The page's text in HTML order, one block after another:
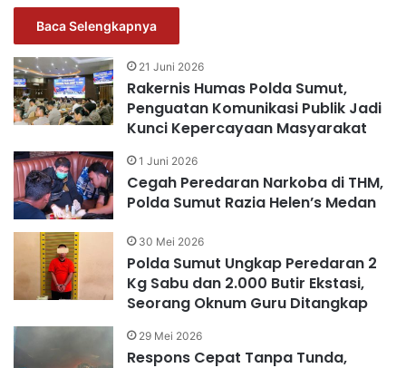
Baca Selengkapnya
21 Juni 2026
Rakernis Humas Polda Sumut,
Penguatan Komunikasi Publik Jadi
Kunci Kepercayaan Masyarakat
1 Juni 2026
Cegah Peredaran Narkoba di THM,
Polda Sumut Razia Helen’s Medan
30 Mei 2026
Polda Sumut Ungkap Peredaran 2
Kg Sabu dan 2.000 Butir Ekstasi,
Seorang Oknum Guru Ditangkap
29 Mei 2026
Respons Cepat Tanpa Tunda,